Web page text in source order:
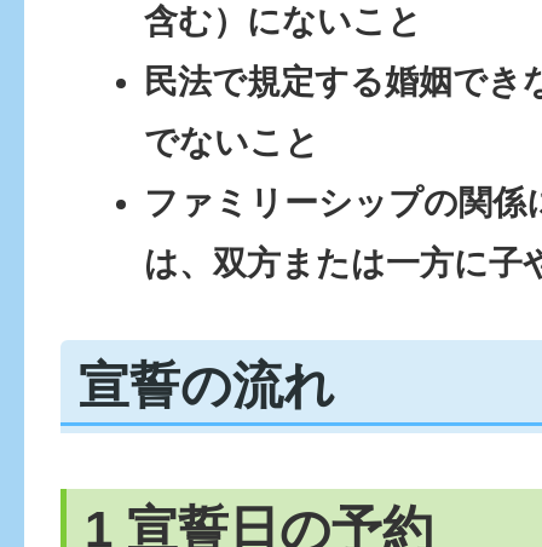
含む）にないこと
民法で規定する婚姻でき
でないこと
ファミリーシップの関係
は、双方または一方に子
宣誓の流れ
1 宣誓日の予約